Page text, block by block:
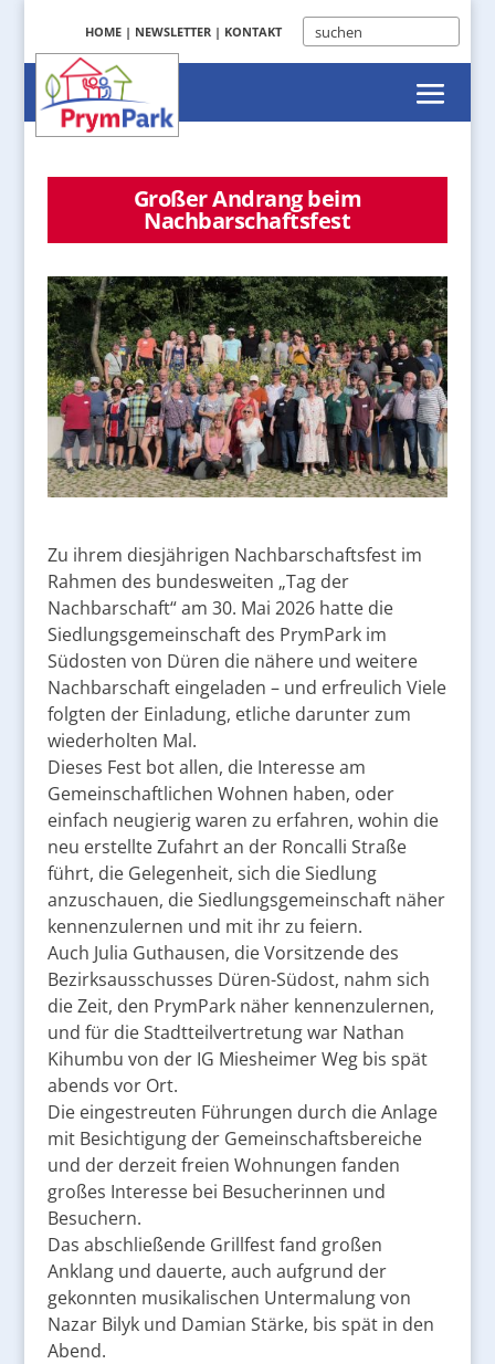
HOME| NEWSLETTER| KONTAKT
Großer Andrang beim
Nachbarschaftsfest
Zu ihrem diesjährigen Nachbarschaftsfest im
Rahmen des bundesweiten „Tag der
Nachbarschaft“ am 30. Mai 2026 hatte die
Siedlungsgemeinschaft des PrymPark im
Südosten von Düren die nähere und weitere
Nachbarschaft eingeladen – und erfreulich Viele
folgten der Einladung, etliche darunter zum
wiederholten Mal.
Dieses Fest bot allen, die Interesse am
Gemeinschaftlichen Wohnen haben, oder
einfach neugierig waren zu erfahren, wohin die
neu erstellte Zufahrt an der Roncalli Straße
führt, die Gelegenheit, sich die Siedlung
anzuschauen, die Siedlungsgemeinschaft näher
kennenzulernen und mit ihr zu feiern.
Auch Julia Guthausen, die Vorsitzende des
Bezirksausschusses Düren-Südost, nahm sich
die Zeit, den PrymPark näher kennenzulernen,
und für die Stadtteilvertretung war Nathan
Kihumbu von der IG Miesheimer Weg bis spät
abends vor Ort.
Die eingestreuten Führungen durch die Anlage
mit Besichtigung der Gemeinschaftsbereiche
und der derzeit freien Wohnungen fanden
großes Interesse bei Besucherinnen und
Besuchern.
Das abschließende Grillfest fand großen
Anklang und dauerte, auch aufgrund der
gekonnten musikalischen Untermalung von
Nazar Bilyk und Damian Stärke, bis spät in den
Abend.